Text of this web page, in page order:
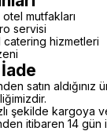
mutfakları
servisi
hizmetleri
satın aldığınız
şekilde kargoya
itibaren 14 gün